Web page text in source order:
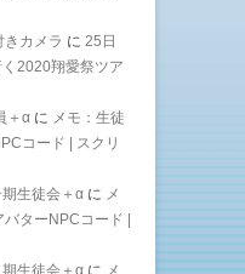
カメラ に 25日
2020翔愛祭ツア
＋α に メモ：生徒
コード | スクリ
生徒会＋α に メ
ターNPCコード |
生徒会＋α に メ